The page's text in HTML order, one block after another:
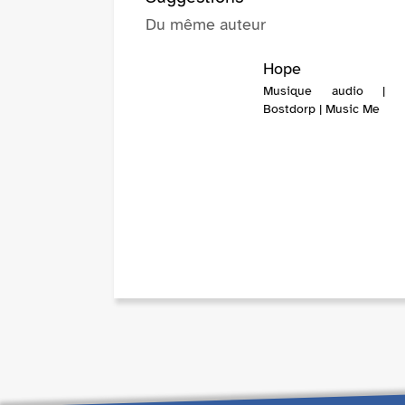
Du même auteur
Hope
Musique audio |
Bostdorp | Music Me